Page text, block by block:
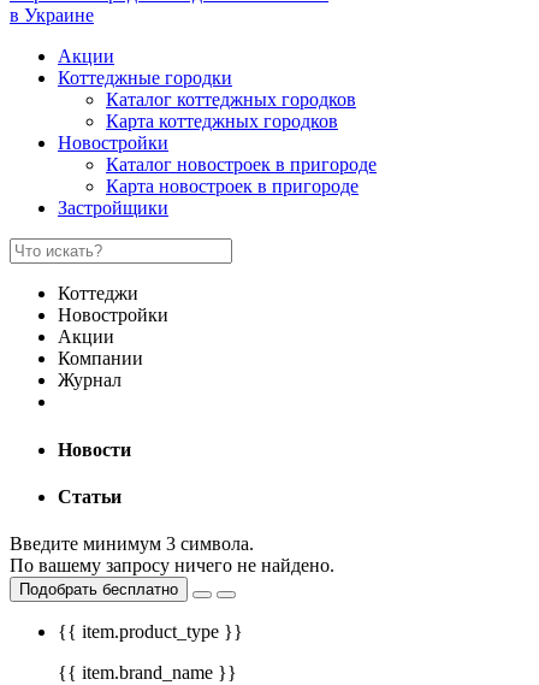
в Украине
Акции
Коттеджные городки
Каталог коттеджных городков
Карта коттеджных городков
Новостройки
Каталог новостроек в пригороде
Карта новостроек в пригороде
Застройщики
Коттеджи
Новостройки
Акции
Компании
Журнал
Новости
Статьи
Введите минимум 3 символа.
По вашему запросу ничего не найдено.
Подобрать бесплатно
{{ item.product_type }}
{{ item.brand_name }}